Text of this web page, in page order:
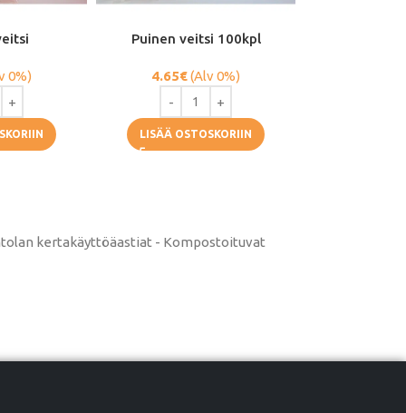
0%)
Puinen veitsi 100kpl
4.65€(Alv 0%)
LISÄÄ OSTOSKORIIN
kertakäyttöäastiat - Kompostoituvat